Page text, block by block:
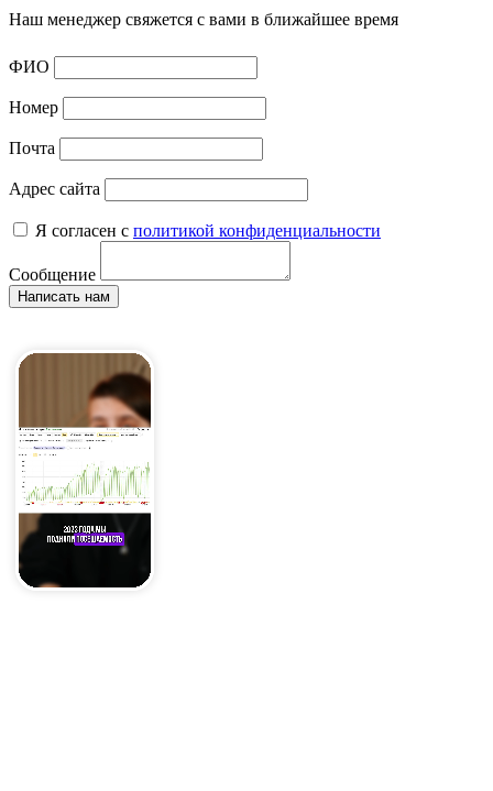
Наш менеджер свяжется с вами в ближайшее время
ФИО
Номер
Почта
Адрес сайта
Я согласен с политикой конфиденциальности
Сообщение
Написать нам